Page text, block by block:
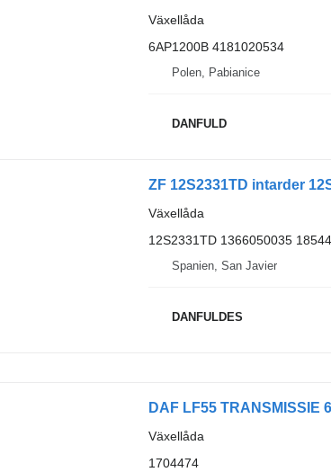
Växellåda
6AP1200B 4181020534
Polen, Pabianice
DANFULD
ZF 12S2331TD intarder
Växellåda
12S2331TD 1366050035
Spanien, San Javier
DANFULDES
DAF LF55 TRANSMISSIE
Växellåda
1704474